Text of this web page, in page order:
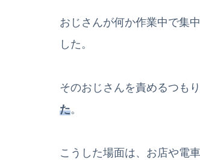
おじさんが何か作業中で集
した。
そのおじさんを責めるつも
た。
こうした場面は、お店や電